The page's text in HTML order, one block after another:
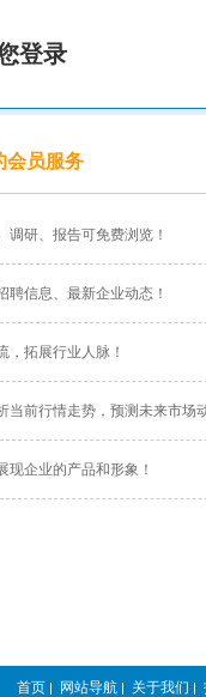
登录
会员服务
调研、报告可免费浏览！
聘信息、最新企业动态！
，拓展行业人脉！
当前行情走势，预测未来市场
现企业的产品和形象！
首页 | 网站导航 | 关于我们 |